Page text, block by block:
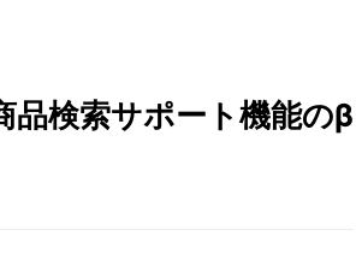
検索サポート機能のβ